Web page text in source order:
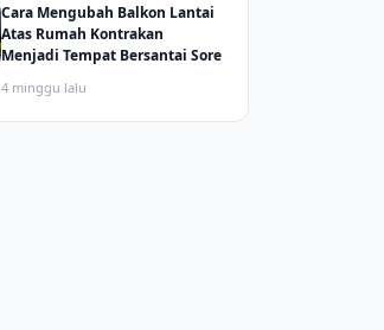
Cara Mengubah Balkon Lantai
Atas Rumah Kontrakan
Menjadi Tempat Bersantai Sore
4 minggu lalu